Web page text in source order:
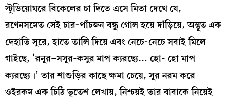
স্টুডিয়োঘরে বিকেলের চা দিতে এসে মিতা দেখে যে,
রণেনসমেত সেই চার-পাঁচজন বন্ধু গোল হয়ে দাঁড়িয়ে, অদ্ভুত এক
দেহাতি সুরে, হাতে তালি দিয়ে এবং নেচে-নেচে সবাই মিলে
গাইছে, ‘রনুর–সসুর-কসুর মাপ ক্যরছ্যে… হো- হো মাপ
ক্যরছ্যে।’ তার শাশুড়ির কাছে ক্ষমা চেয়ে, সুর নরম করে
ওইরকম এক চিঠি ভূতেশ লেখায়, নিশ্চয়ই তার বাবাকে নিয়েই